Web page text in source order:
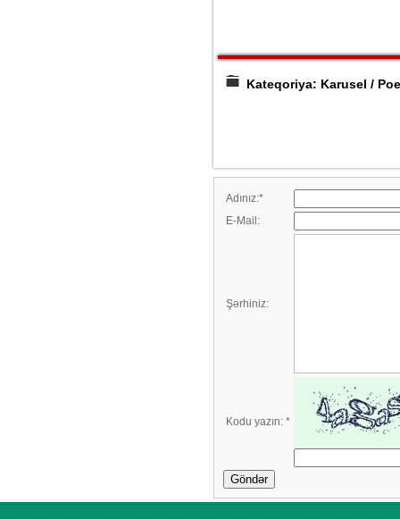
Kateqoriya: Karusel /
Adınız:*
E-Mail:
Şərhiniz:
Kodu yazın: *
Göndər